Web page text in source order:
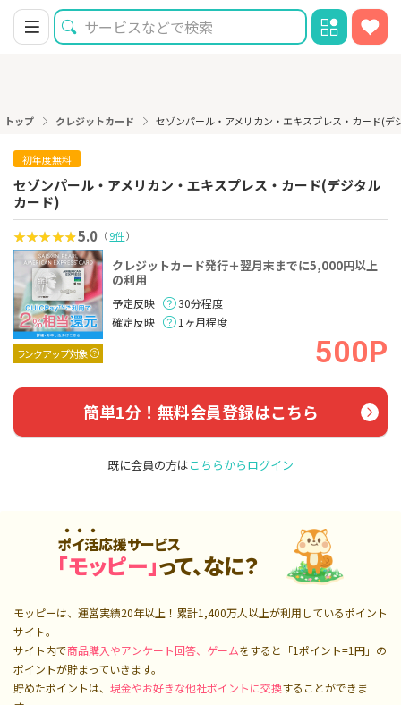
トップ クレジットカード セゾンパール・アメリカン・エキスプレス・カード(デ
初年度無料
セゾンパール・アメリカン・エキスプレス・カード(デジタル
カード)
5.0 （9件）
ランクアップ対象
クレジットカード発行＋翌月末までに5,000円以上
の利用
予定反映
30分程度
確定反映
1ヶ月程度
500P
簡単1分！無料会員登録はこちら
既に会員の方はこちらからログイン
ポイ活応援サービス
「モッピー」って、なに？
モッピーは、運営実績20年以上！累計1,400万人以上が利用しているポイント
サイト。
サイト内で商品購入やアンケート回答、ゲームをすると「1ポイント=1円」の
ポイントが貯まっていきます。
貯めたポイントは、 現金やお好きな他社ポイントに交換することができま